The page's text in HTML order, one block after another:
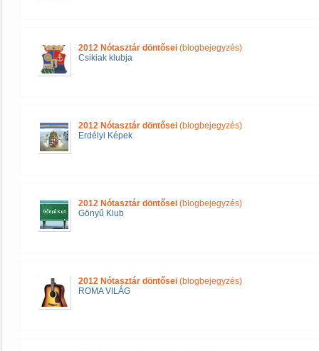
2012 Nótasztár döntősei (blogbejegyzés)
Csikiak klubja
2012 Nótasztár döntősei (blogbejegyzés)
Erdélyi Képek
2012 Nótasztár döntősei (blogbejegyzés)
Gönyű Klub
2012 Nótasztár döntősei (blogbejegyzés)
ROMA VILÁG